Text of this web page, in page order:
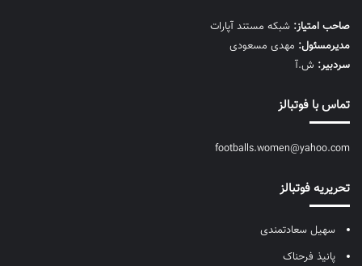
صاحب امتیاز: شبکه مستند آپارات
مديرمسئول: مهدی مسعودی
سردبیر: ش.آ
تماس با فوتبالز
footballs.women@yahoo.com
تحریریه فوتبالز
سهیل سعادتمندی
پانیذ فرحناک